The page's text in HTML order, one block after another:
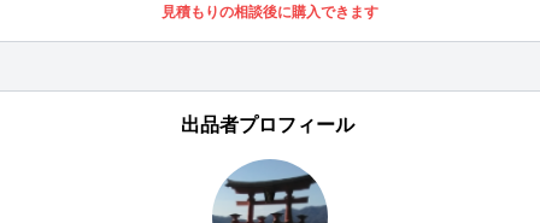
見積もりの相談後に購入できます
出品者プロフィール